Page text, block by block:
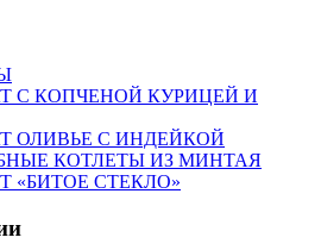
С КОПЧЕНОЙ КУРИЦЕЙ И
ОЛИВЬЕ С ИНДЕЙКОЙ
КОТЛЕТЫ ИЗ МИНТАЯ
«БИТОЕ СТЕКЛО»